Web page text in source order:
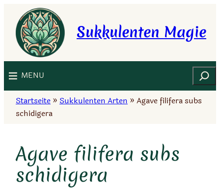
Inhalt
springen
Sukkulenten Magie
MENU Suchen
Startseite » Sukkulenten Arten » Agave filifera subs
schidigera
Agave filifera subs
schidigera